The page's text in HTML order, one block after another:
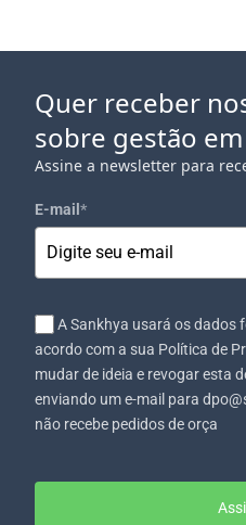
Quer receber
sobre gestão
Assine a newsletter para
E-mail *
A Sankhya usará os dados
acordo com a sua Política de
mudar de ideia e revogar esta
enviando um e-mail para
não recebe pedidos de orça